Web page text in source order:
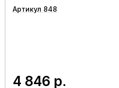
Артикул 848
4 846 р.